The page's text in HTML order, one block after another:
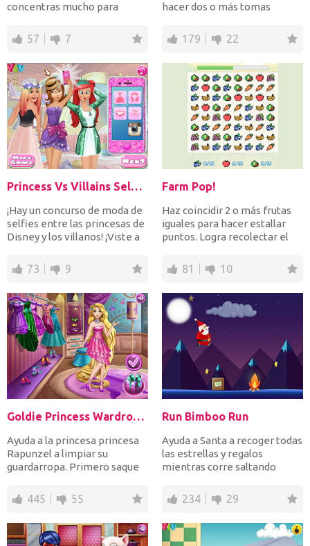
concentras mucho para
57 7
hacer dos o más tomas
179 22
Princess Vs Villains Selfie Contest
¡Hay un concurso de moda de
selfies entre las princesas de
Disney y los villanos! ¡Viste a
73 9
Farm Pop!
Haz coincidir 2 o más frutas
iguales para hacer estallar
puntos. Logra recolectar el
81 10
Goldie Princess Wardrobe Cleaning
Ayuda a la princesa princesa
Rapunzel a limpiar su
guardarropa. Primero saque
445 55
Run Bimboo Run
Ayuda a Santa a recoger todas
las estrellas y regalos
mientras corre saltando
234 29